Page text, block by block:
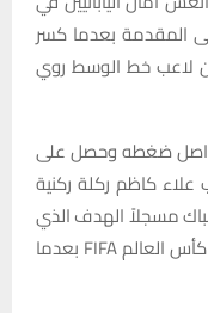
المقدمة بعدما كسر
لاعب خط الوسط روي
واصل ضغطه وحصل على
كاظم ركلة ركنية
مسجلاً الهدف الذي
حطم حلم اليابانيين بالمشاركة في نهائيات كأس العالم FIFA بعدما